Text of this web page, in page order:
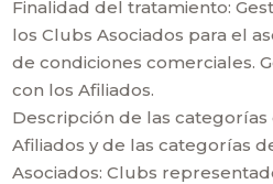
Finalidad del tratamiento:
los Clubs Asociados para el
de condiciones comerciales.
con los Afiliados.
Descripción de las categorías
Afiliados y de las categorías
Asociados: Clubs